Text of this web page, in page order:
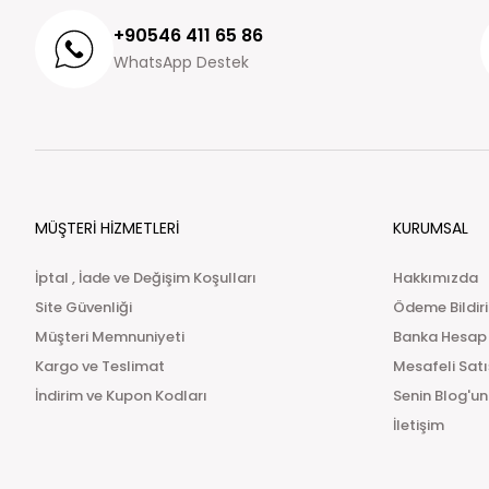
+90546 411 65 86
WhatsApp Destek
MÜŞTERİ HİZMETLERİ
İptal , İade ve Değişim Koşulları
Site Güvenliği
Müşteri Memnuniyeti
Kargo ve Teslimat
İndirim ve Kupon Kodları
KURUMSAL
Hakkımızda
Ödeme
Banka
Mesafeli
Senin Blog'un
İletişim